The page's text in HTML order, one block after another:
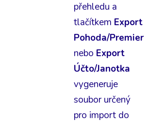
přehledu a
tlačítkem Export
Pohoda/Premier
nebo Export
Účto/Janotka
vygeneruje
soubor určený
pro import do